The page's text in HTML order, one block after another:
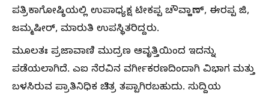
ಪತ್ರಿಕಾಗೋಷ್ಠಿಯಲ್ಲಿ ಉಪಾಧ್ಯಕ್ಷ ಟೀಕಪ್ಪ ಚೌವ್ಹಾಣ್, ಈರಪ್ಪ ಜಿ,
ಜಮ್ಮಷೀರ್, ಮಾರುತಿ ಉಪಸ್ಥಿತರಿದ್ದರು.
ಮೂಲತಃ ಪ್ರಜಾವಾಣಿ ಮುದ್ರಣ ಆವೃತ್ತಿಯಿಂದ ಇದನ್ನು
ಪಡೆಯಲಾಗಿದೆ. ಎಐ ನೆರವಿನ ವರ್ಗೀಕರಣದಿಂದಾಗಿ ವಿಭಾಗ ಮತ್ತು
ಬಳಸಿರುವ ಪ್ರಾತಿನಿಧಿಕ ಚಿತ್ರ ತಪ್ಪಾಗಿರಬಹುದು. ಸುದ್ದಿಯ